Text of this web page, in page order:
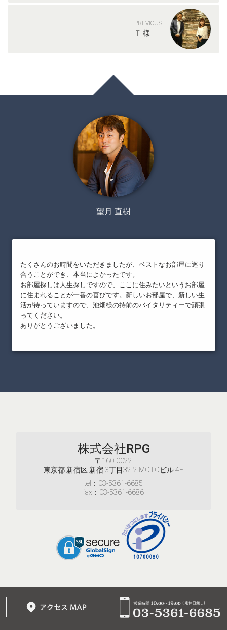
PREVIOUS
Ｔ 様
望月 直樹
たくさんのお時間をいただきましたが、ベストなお部屋に巡り
合うことができ、本当によかったです。
お部屋探しは人生探しですので、ここに住みたいというお部屋
に住まれることが一番の喜びです。新しいお部屋で、新しい生
活が待っていますので、池畑様の持前のバイタリティーで頑張
ってください。
ありがとうございました。
株式会社RPG
〒160-0022
東京都 新宿区 新宿 3丁目32-2 MOTOビル 4F
tel：03-5361-6685
fax：03-5361-6686
© 2017–2026 株式会社RPG